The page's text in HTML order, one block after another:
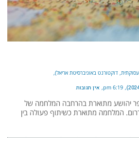
דוקטורנט באוניברסיטת אריאל)
6:19 pm אין תגובות
יהושע מתוארת בהרחבה המלחמה של
המלחמה מתוארת כשיתוף פעולה בין